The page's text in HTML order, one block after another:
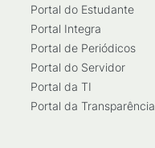
Portal do Estudante
Portal Integra
Portal de Periódicos
Portal do Servidor
Portal da TI
Portal da Transparência